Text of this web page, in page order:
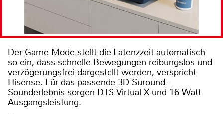
Der Game Mode stellt die Latenzzeit automatisch
so ein, dass schnelle Bewegungen reibungslos und
verzögerungsfrei dargestellt werden, verspricht
Hisense. Für das passende 3D-Suround-
Sounderlebnis sorgen DTS Virtual X und 16 Watt
Ausgangsleistung.